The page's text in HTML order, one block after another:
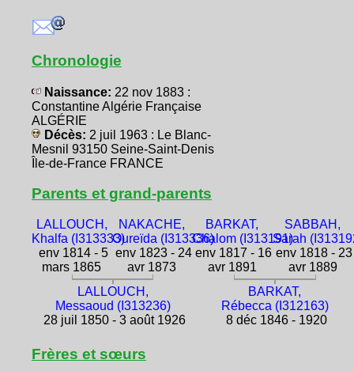
Chronologie
Naissance: 22 nov 1883 :
Constantine Algérie Française
ALGÉRIE
Décès: 2 juil 1963 : Le Blanc-
Mesnil 93150 Seine-Saint-Denis
Île-de-France FRANCE
Parents et grand-parents
LALLOUCH,
Khalfa (I313333)
env 1814 - 5
mars 1865
NAKACHE,
Oureïda (I313336)
env 1823 - 24
avr 1873
BARKAT,
Chalom (I313191)
env 1817 - 16
avr 1891
SABBAH,
Sarah
env 1818 - 23
avr 1889
LALLOUCH,
Messaoud (I313236)
28 juil 1850 - 3 août 1926
BARKAT,
Rébecca (I312163)
8 déc 1846 - 1920
Frères et sœurs